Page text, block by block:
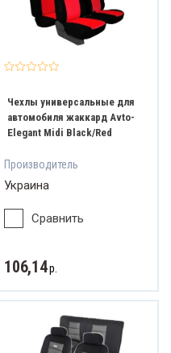
Чехлы универсальные для
автомобиля жаккард Avto-
Elegant Midi Black/Red
Производитель
Украина
Сравнить
106,14р.